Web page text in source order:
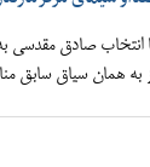
انتخاب صادق مقدسی
به همان سیاق سابق